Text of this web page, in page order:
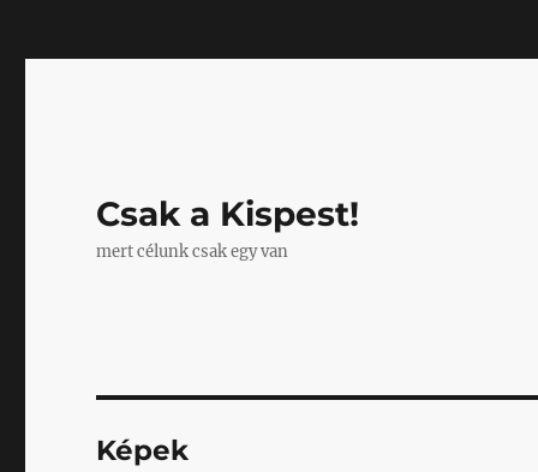
Csak a Kispest!
mert célunk csak egy van
Képek